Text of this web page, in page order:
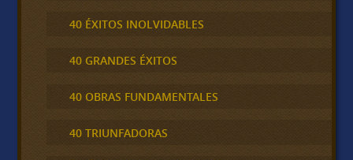
40 ÉXITOS INOLVIDABLES
40 GRANDES ÉXITOS
40 OBRAS FUNDAMENTALES
40 TRIUNFADORAS